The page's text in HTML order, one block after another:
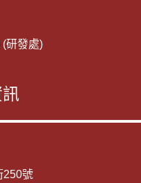
研發處)
250號